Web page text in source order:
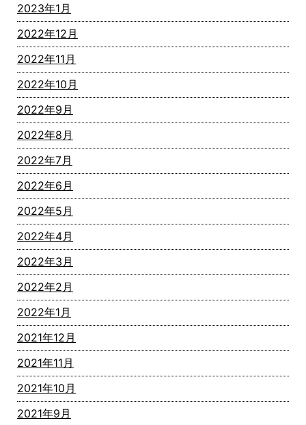
2023年1月
2022年12月
2022年11月
2022年10月
2022年9月
2022年8月
2022年7月
2022年6月
2022年5月
2022年4月
2022年3月
2022年2月
2022年1月
2021年12月
2021年11月
2021年10月
2021年9月